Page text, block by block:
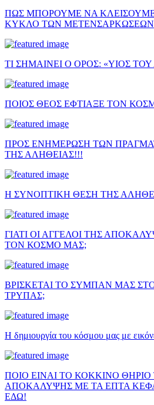
ΠΩΣ ΜΠΟΡΟΥΜΕ ΝΑ ΚΛΕΙΣΟΥΜΕ
ΚΥΚΛΟ ΤΩΝ ΜΕΤΕΝΣΑΡΚΩΣΕΩΝ
ΤΙ ΣΗΜΑΙΝΕΙ Ο ΟΡΟΣ: «ΥΙΟΣ
ΠΟΙΟΣ ΘΕΟΣ ΕΦΤΙΑΞΕ ΤΟΝ
ΠΡΟΣ ΕΝΗΜΕΡΩΣΗ ΤΩΝ
ΤΗΣ ΑΛΗΘΕΙΑΣ!!!
Η ΣΥΝΟΠΤΙΚΗ ΘΕΣΗ ΤΗΣ
ΓΙΑΤΙ ΟΙ ΑΓΓΕΛΟΙ ΤΗΣ
ΤΟΝ ΚΟΣΜΟ ΜΑΣ;
ΒΡΙΣΚΕΤΑΙ ΤΟ ΣΥΜΠΑΝ ΜΑΣ
ΤΡΥΠΑΣ;
Η δημιουργία του κόσμου μας με
ΠΟΙΟ ΕΙΝΑΙ ΤΟ ΚΟΚΚΙΝΟ ΘΗΡΙΟ
ΑΠΟΚΑΛΥΨΗΣ ΜΕ ΤΑ ΕΠΤΑ
ΕΔΩ!